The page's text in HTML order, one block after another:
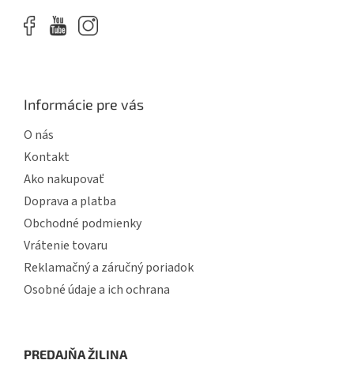
Informácie pre vás
O nás
Kontakt
Ako nakupovať
Doprava a platba
Obchodné podmienky
Vrátenie tovaru
Reklamačný a záručný poriadok
Osobné údaje a ich ochrana
PREDAJŇA ŽILINA